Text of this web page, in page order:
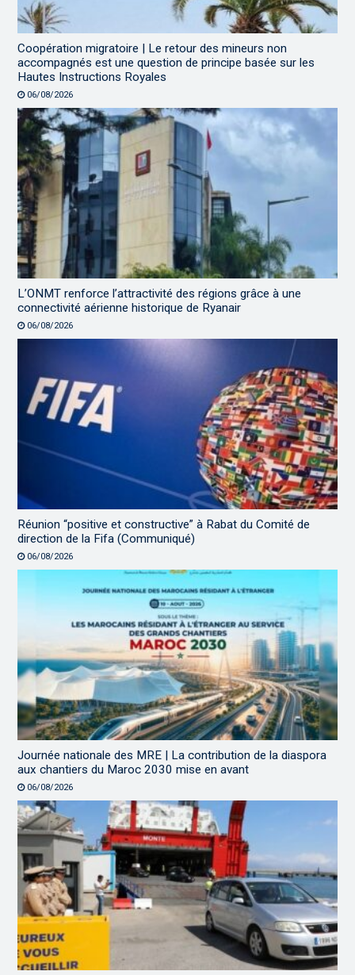
Coopération migratoire | Le retour des mineurs non
accompagnés est une question de principe basée sur les
Hautes Instructions Royales
06/08/2026
L’ONMT renforce l’attractivité des régions grâce à une
connectivité aérienne historique de Ryanair
06/08/2026
Réunion “positive et constructive” à Rabat du Comité de
direction de la Fifa (Communiqué)
06/08/2026
Journée nationale des MRE | La contribution de la diaspora
aux chantiers du Maroc 2030 mise en avant
06/08/2026